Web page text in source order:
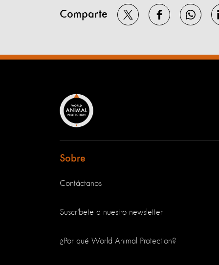
Comparte
Sobre
Contáctanos
Suscríbete a nuestro newsletter
¿Por qué World Animal Protection?